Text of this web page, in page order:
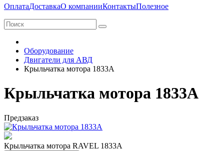
ОплатаДоставкаО компанииКонтактыПолезное
Оборудование
Двигатели для АВД
Крыльчатка мотора 1833А
Крыльчатка мотора 1833А
Предзаказ
Крыльчатка мотора RAVEL 1833А